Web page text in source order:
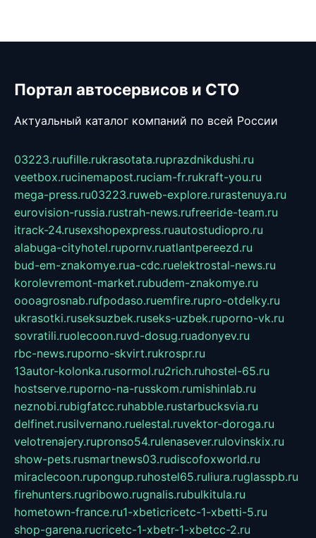
Портал автосервисов и СТО
Актуальный каталог компаний по всей России
03223.ruufille.rukrasotata.ruprazdnikdushi.ru
veetbox.rucinemapost.ruciam-fr.rukraft-you.ru
mega-press.ru03223.ruweb-explore.rurastenuya.ru
eurovision-russia.rustrah-news.rufreeride-team.ru
itrack-24.rusexshopexpress.ruautostudiopro.ru
alabuga-cityhotel.rupornv.ruatlantpereezd.ru
bud-em-znakomye.rua-cdc.ruelektrostal-news.ru
korolevremont-market.rubudem-znakomye.ru
oooagrosnab.rufpodaso.ruemfire.rupro-otdelky.ru
ukrasotki.ruseksuzbek.ruseks-uzbek.ruporno-vk.ru
sovratili.ruolecoon.ruvd-dosug.ruadonyev.ru
rbc-news.ruporno-skvirt.rukrospr.ru
13autor-kolonka.rusormol.ru2rich.ruhostel-65.ru
hostserve.ruporno-na-russkom.rumishinlab.ru
neznobi.rubigfatcc.ruhabble.rustarbucksvia.ru
delfinet.rusilvernano.ruelestal.ruvektor-doroga.ru
velotrenajery.rupronso54.rulenasever.rulovinskix.ru
show-pets.rusmartnews03.rudiscofoxworld.ru
miraclecoon.rupongup.ruhostel65.ruliura.ruglasspb.ru
firehunters.rugribowo.rugnalis.rubulkitula.ru
hometown-france.ru1-xbeticricetc-1-xbetti-5.ru
shop-garena.rucricetc-1-xbetr-1-xbetcc-2.ru